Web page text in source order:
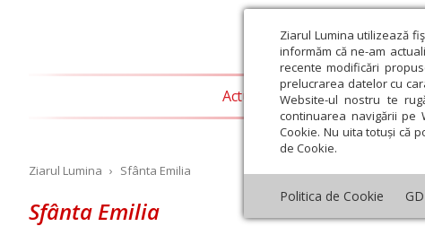
Ziarul Lumina utilizează
informăm că ne-am
recente modificări
prelucrarea datelor cu
Website-ul nostru te
continuarea navigării pe
Cookie. Nu uita totuși că
de Cookie.
Politica de Cookie
Actualitate religioasă
Ziarul Lumina › Sfânta Emilia
Sfânta Emilia